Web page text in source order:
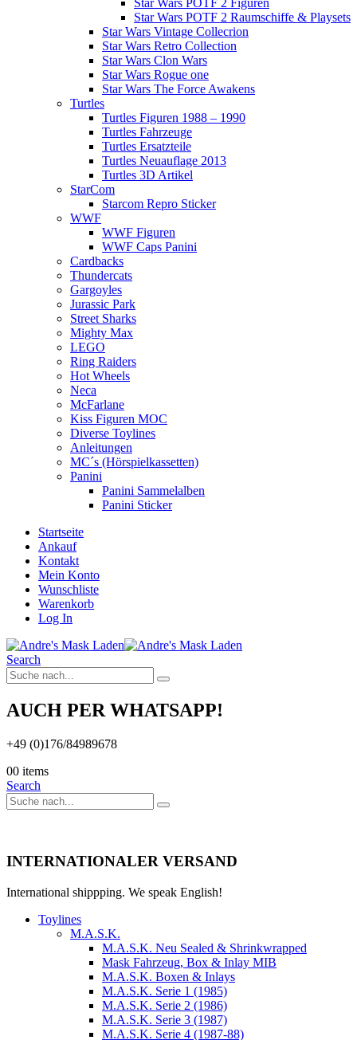
Star Wars POTF 2 Raumschiffe & Playsets
Star Wars Vintage Collecrion
Star Wars Retro Collection
Star Wars Clon Wars
Star Wars Rogue one
Star Wars The Force Awakens
Turtles
Turtles Figuren 1988 – 1990
Turtles Fahrzeuge
Turtles Ersatzteile
Turtles Neuauflage 2013
Turtles 3D Artikel
StarCom
Starcom Repro Sticker
WWF
WWF Figuren
WWF Caps Panini
Cardbacks
Thundercats
Gargoyles
Jurassic Park
Street Sharks
Mighty Max
LEGO
Ring Raiders
Hot Wheels
Neca
McFarlane
Kiss Figuren MOC
Diverse Toylines
Anleitungen
MC´s (Hörspielkassetten)
Panini
Panini Sammelalben
Panini Sticker
Startseite
Ankauf
Kontakt
Mein Konto
Wunschliste
Warenkorb
Log In
Search
AUCH PER WHATSAPP!
+49 (0)176/84989678
00 items
Search
INTERNATIONALER VERSAND
International shippping. We speak English!
Toylines
M.A.S.K.
M.A.S.K. Neu Sealed & Shrinkwrapped
Mask Fahrzeug, Box & Inlay MIB
M.A.S.K. Boxen & Inlays
M.A.S.K. Serie 1 (1985)
M.A.S.K. Serie 2 (1986)
M.A.S.K. Serie 3 (1987)
M.A.S.K. Serie 4 (1987-88)